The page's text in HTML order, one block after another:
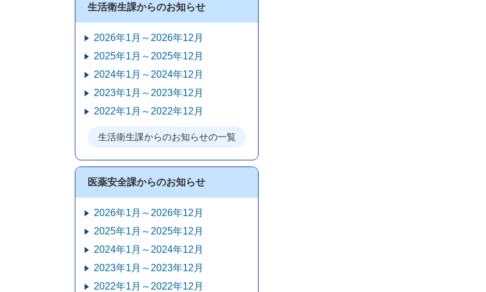
生活衛生課からのお知らせ
2026年1月～2026年12月
2025年1月～2025年12月
2024年1月～2024年12月
2023年1月～2023年12月
2022年1月～2022年12月
生活衛生課からのお知らせの一覧
医薬安全課からのお知らせ
2026年1月～2026年12月
2025年1月～2025年12月
2024年1月～2024年12月
2023年1月～2023年12月
2022年1月～2022年12月